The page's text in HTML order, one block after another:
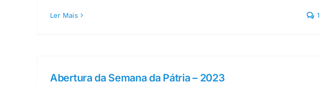
Ler Mais 1
Abertura da Semana da Pátria – 2023